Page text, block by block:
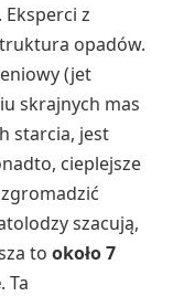
z
opadów.
(jet
skrajnych mas
starcia, jest
cieplejsze
szacują,
to około 7
. Ta